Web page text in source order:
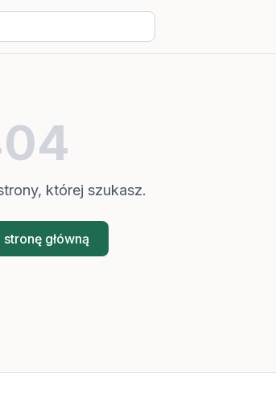
której szukasz.
główną